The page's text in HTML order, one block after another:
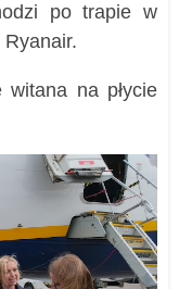
po trapie w
witana na płycie